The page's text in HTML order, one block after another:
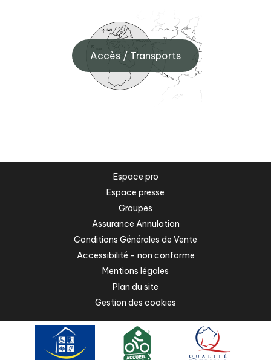
Accès / Transports
Espace pro
Espace presse
Groupes
Assurance Annulation
Conditions Générales de Vente
Accessibilité - non conforme
Mentions légales
Plan du site
Gestion des cookies